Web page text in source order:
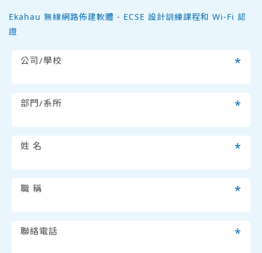
Ekahau 無線網路佈建軟體 - ECSE 設計訓練課程和 Wi-Fi 認
證
公司/學校 *
部門/系所 *
姓 名 *
職 稱 *
聯絡電話 *